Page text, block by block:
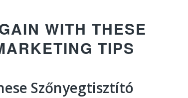
WITH THESE
TIPS
Szőnyegtisztító